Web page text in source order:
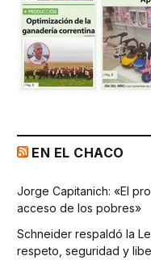
EN EL CHACO
Jorge Capitanich: «El
acceso de los pobres»
Schneider respaldó la
respeto, seguridad y